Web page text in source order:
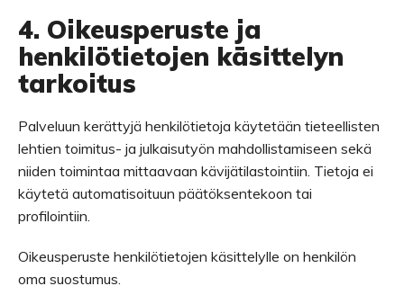
4. Oikeusperuste ja
henkilötietojen käsittelyn
tarkoitus
Palveluun kerättyjä henkilötietoja käytetään tieteellisten
lehtien toimitus- ja julkaisutyön mahdollistamiseen sekä
niiden toimintaa mittaavaan kävijätilastointiin. Tietoja ei
käytetä automatisoituun päätöksentekoon tai
profilointiin.
Oikeusperuste henkilötietojen käsittelylle on henkilön
oma suostumus.